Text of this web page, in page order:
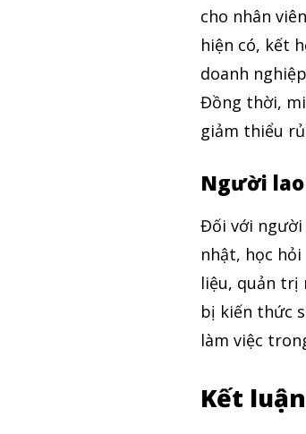
cho nhân
hiện có, kết
doanh
Đồng thời,
giảm thiểu
Người lao
Đối với người
nhật, học
liệu, quản trị
bị kiến thức
làm việc
Kết luận